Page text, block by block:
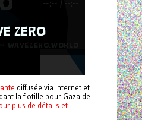
diffusée via internet et
la flotille pour Gaza de
plus de détails et